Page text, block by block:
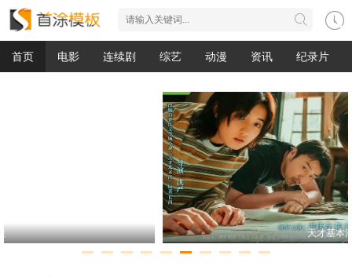
首页 电影 连续剧 综艺 动漫 资讯 纪录片
天才基本法